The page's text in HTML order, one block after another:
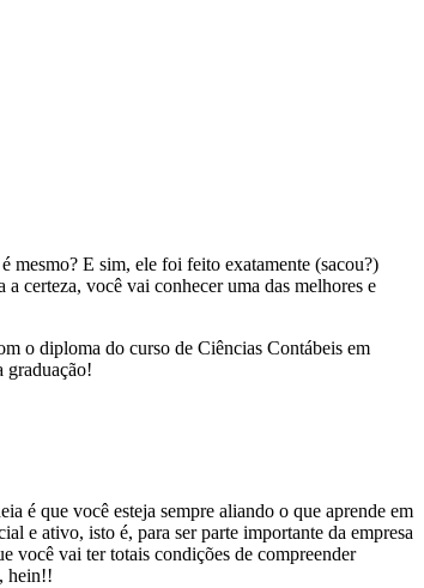
mesmo? E sim, ele foi feito exatamente (sacou?)
certeza, você vai conhecer uma das melhores e
o diploma do curso de Ciências Contábeis em
graduação!
é que você esteja sempre aliando o que aprende em
e ativo, isto é, para ser parte importante da empresa
você vai ter totais condições de compreender
hein!!